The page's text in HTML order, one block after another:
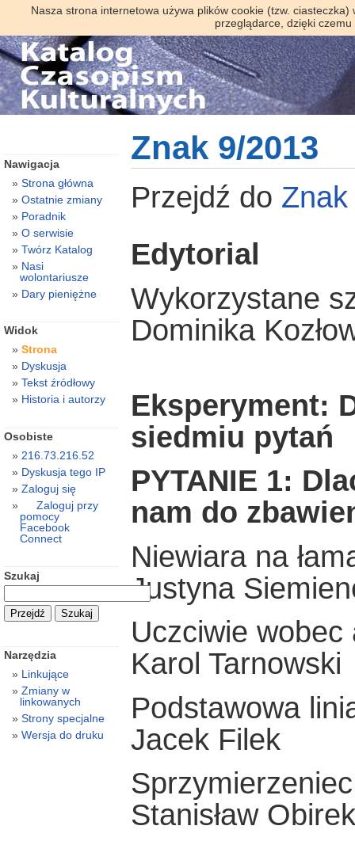
Nasza strona internetowa używa plików cookie (tzw.
przeglądarce, dzięki
Znak 9/2013
Przejdź do Znak
Edytorial
Wykorzystane
Dominika
Eksperyment:
siedmiu pytań
PYTANIE 1:
nam do
Niewiara na
Justyna
Uczciwie wobec
Karol Tarnowski
Podstawowa
Jacek Filek
Stanisław Obirek
Nawigacja
Strona główna
Ostatnie zmiany
Poradnik
O serwisie
Twórz Katalog
Nasi
wolontariusze
Dary pieniężne
Widok
Strona
Dyskusja
Tekst źródłowy
Historia i autorzy
Osobiste
216.73.216.52
Dyskusja tego IP
Zaloguj się
Zaloguj przy
pomocy
Facebook
Connect
Szukaj
Narzędzia
Linkujące
Zmiany w
linkowanych
Strony specjalne
Wersja do druku